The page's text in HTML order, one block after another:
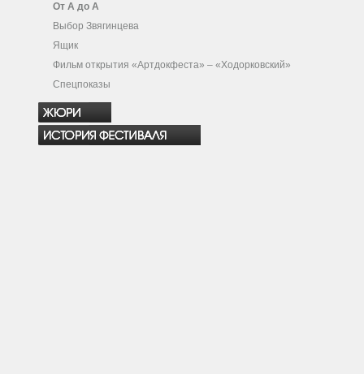
От А до А
Выбор Звягинцева
Ящик
Фильм открытия «Артдокфеста» – «Ходорковский»
Спецпоказы